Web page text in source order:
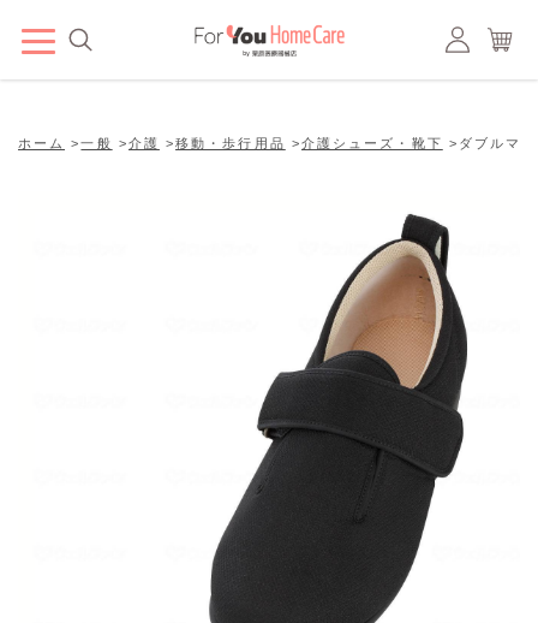
ホーム >一般 >介護 >移動・歩行用品 >介護シューズ・靴下 > ダブルマ